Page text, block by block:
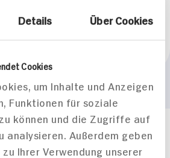
Details Über Cookies
Cookies
um Inhalte und Anzeigen
Funktionen für soziale
können und die Zugriffe auf
analysieren. Außerdem geben
Ihrer Verwendung unserer
unserem FAQ